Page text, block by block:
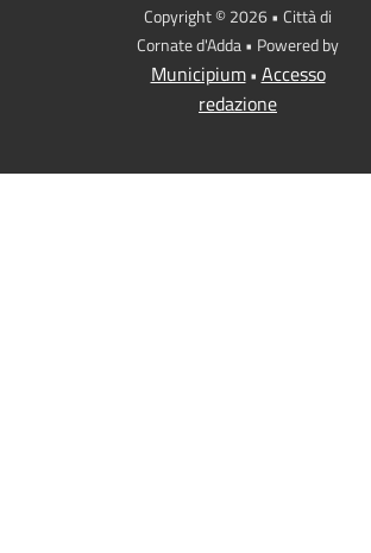
Copyright © 2026 • Città di
Cornate d'Adda • Powered by
Municipium• Accesso
redazione